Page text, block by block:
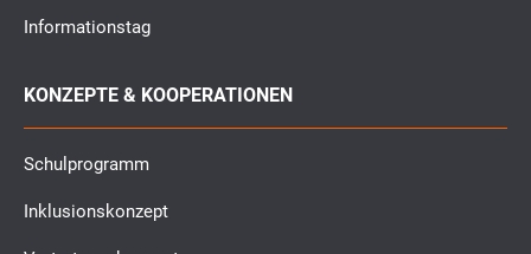
Informationstag
KONZEPTE & KOOPERATIONEN
Schulprogramm
Inklusionskonzept